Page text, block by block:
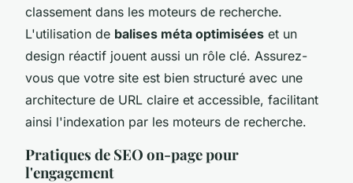
classement dans les moteurs de recherche.
L'utilisation de balises méta optimisées et un
design réactif jouent aussi un rôle clé. Assurez-
vous que votre site est bien structuré avec une
architecture de URL claire et accessible, facilitant
ainsi l'indexation par les moteurs de recherche.
Pratiques de SEO on-page pour
l'engagement